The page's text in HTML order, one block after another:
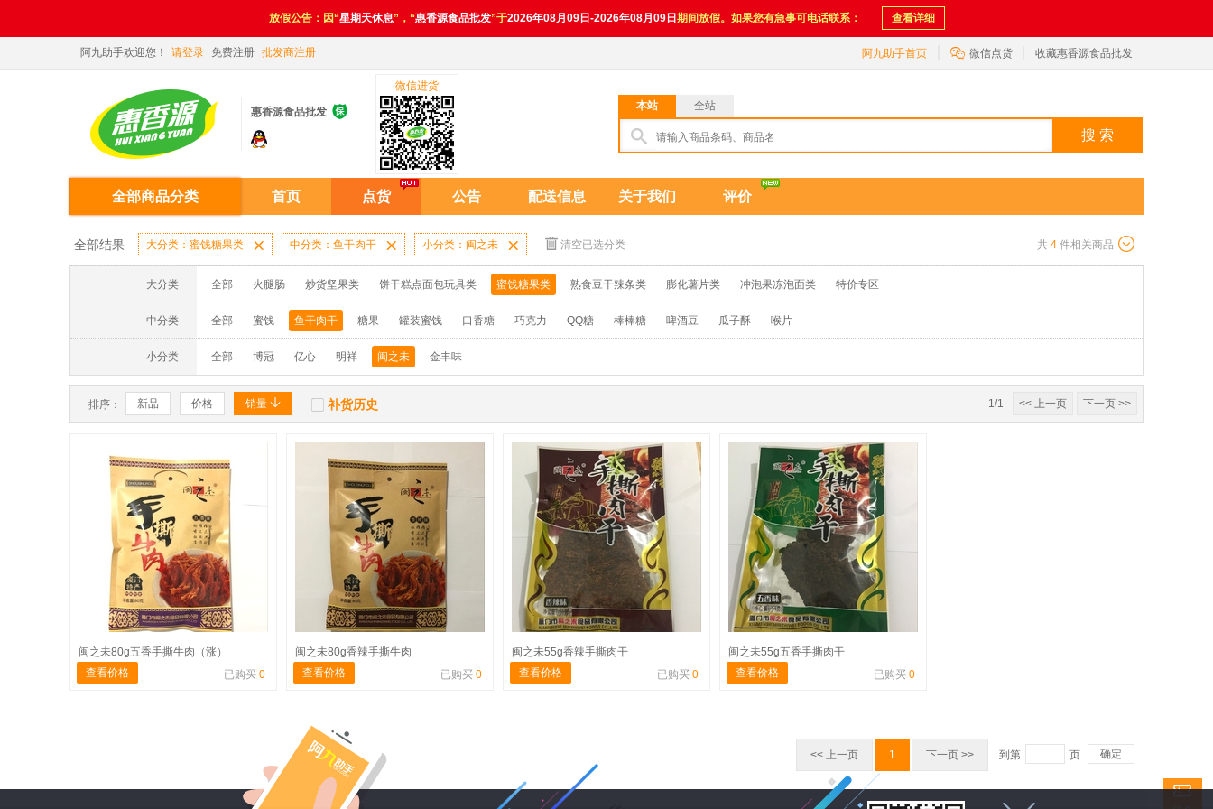
放假公告：因“星期天休息”，“惠香源食品批发”于2026年08月09日-2026年08月09日 期间放假。如果您有急事可电话联系： 查看详细
阿九助手欢迎您！ 请登录 免费注册 批发商注册 阿九助手首页  微信点货 收藏惠香源食品批发
惠香源食品批发 
微信进货
本站
全站
搜 索
全部商品分类 首页 点货 公告 配送信息 关于我们 评价
全部结果 大分类：蜜饯糖果类  中分类：鱼干肉干  小分类：闽之未  清空已选分类 共 4 件相关商品
大分类 全部 火腿肠 炒货坚果类 饼干糕点面包玩具类 蜜饯糖果类 熟食豆干辣条类 膨化薯片类 冲泡果冻泡面类 特价专区
中分类 全部 蜜饯 鱼干肉干 糖果 罐装蜜饯 口香糖 巧克力 QQ糖 棒棒糖 啤酒豆 瓜子酥 喉片
小分类 全部 博冠 亿心 明祥 闽之未 金丰味
排序： 新品 价格 销量   补货历史 1/1 << 上一页 下一页 >>
闽之未80g五香手撕牛肉（涨）
查看价格
已购买 0
闽之未80g香辣手撕牛肉
查看价格
已购买 0
闽之未55g香辣手撕肉干
查看价格
已购买 0
闽之未55g五香手撕肉干
查看价格
已购买 0
<< 上一页 1 下一页 >> 到第 页 确定
